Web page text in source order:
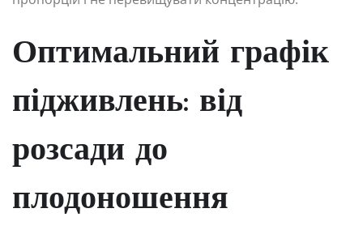
Оптимальний графік
підживлень: від
розсади до
плодоношення